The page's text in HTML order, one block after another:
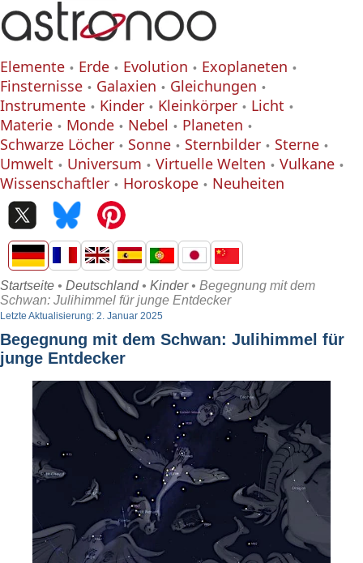
Elemente Erde Evolution
Exoplaneten
Finsternisse
Galaxien
Gleichungen
Instrumente
Kinder Kleinkörper
Licht
Materie
Monde Nebel
Planeten
Schwarze Löcher
Sonne Sternbilder
Sterne
Umwelt
Universum Virtuelle Welten
Vulkane
Wissenschaftler
Horoskope Neuheiten
Startseite • Deutschland• Kinder• Begegnung mit dem
Schwan: Julihimmel für junge Entdecker
Letzte Aktualisierung: 2. Januar 2025
Begegnung mit dem Schwan: Julihimmel für
junge Entdecker